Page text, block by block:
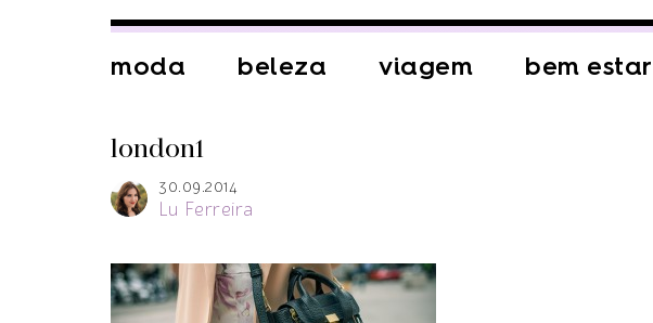
moda beleza viagem bem estar
london1
30.09.2014
Lu Ferreira